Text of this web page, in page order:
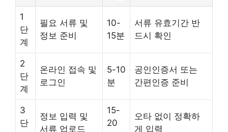
1
단
계
필요 서류 및
정보 준비
10-
15분
서류 유효기간 반
드시 확인
2
단
계
온라인 접속 및
로그인
5-10
분
공인인증서 또는
간편인증 준비
3
단
정보 입력 및
서류 업로드
15-
20
오타 없이 정확하
게 입력